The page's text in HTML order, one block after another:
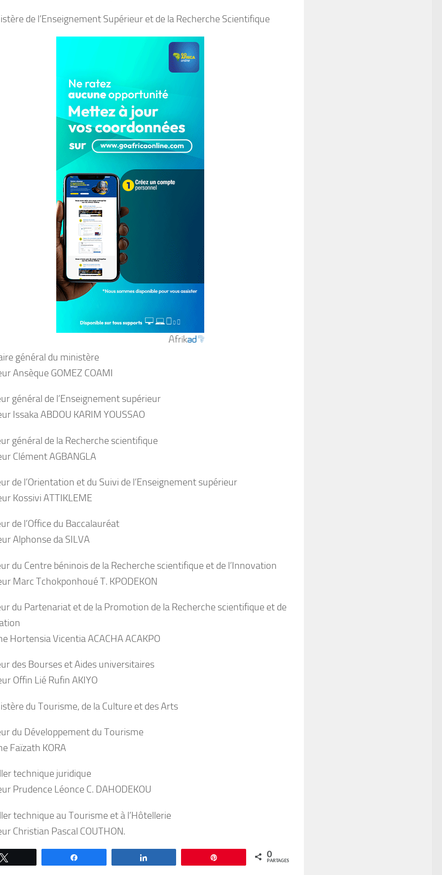
de l’Enseignement Supérieur et de la Recherche Scientifique
général du ministère
Ansèque GOMEZ COAMI
général de l’Enseignement supérieur
Issaka ABDOU KARIM YOUSSAO
général de la Recherche scientifique
Clément AGBANGLA
de l’Orientation et du Suivi de l’Enseignement supérieur
Kossivi ATTIKLEME
de l’Office du Baccalauréat
Alphonse da SILVA
du Centre béninois de la Recherche scientifique et de l’Innovation
Marc Tchokponhoué T. KPODEKON
du Partenariat et de la Promotion de la Recherche scientifique et de
Hortensia Vicentia ACACHA ACAKPO
des Bourses et Aides universitaires
Offin Lié Rufin AKIYO
du Tourisme, de la Culture et des Arts
du Développement du Tourisme
Faïzath KORA
technique juridique
Prudence Léonce C. DAHODEKOU
technique au Tourisme et à l’Hôtellerie
Christian Pascal COUTHON.
0
PARTAGES